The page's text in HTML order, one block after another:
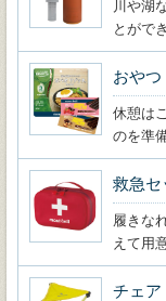
川や湖
とがで
おやつ
休憩は
のを準
救急セ
履きな
えて用
チェア